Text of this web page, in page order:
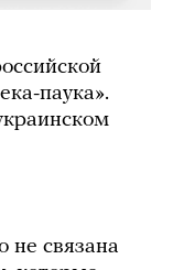
паука».
не связана